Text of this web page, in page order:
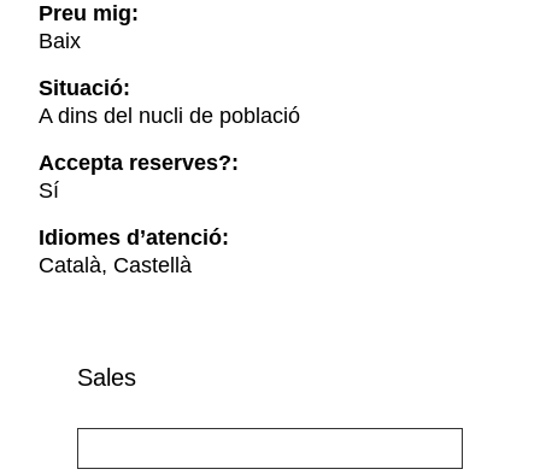
Preu mig:
Baix
Situació:
A dins del nucli de població
Accepta reserves?:
Sí
Idiomes d’atenció:
Català, Castellà
Sales